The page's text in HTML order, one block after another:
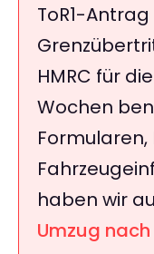
ToR1-
HMRC für
Wochen
haben wir
Umzug